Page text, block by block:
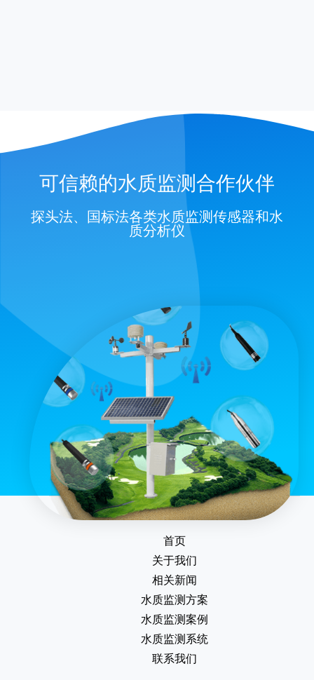
可信赖的水质监测合作伙伴
探头法、国标法各类水质监测传感器和水
质分析仪
首页
关于我们
相关新闻
水质监测方案
水质监测案例
水质监测系统
联系我们